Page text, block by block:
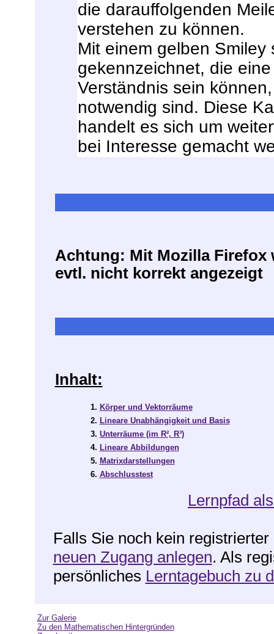
die darauffolgenden
verstehen zu können.
Mit einem gelben
gekennzeichnet, die
Verständnis sein
notwendig sind. Diese
handelt es sich um
bei Interesse gemacht
Achtung: Mit Mozilla Firefox
evtl. nicht korrekt angezeigt
Inhalt:
1. Körper und Vektorräume
2. Lineare Unabhängigkeit und Basis
3. Unterräume (im R², R³)
4. Lineare Abbildungen
5. Matrixdarstellungen
6. Abschlusstest
Lernpfad
Falls Sie noch kein
neuen Zugang anlegen. Als
persönliches Lerntagebuch zu
Zur Galerie
Zu den Mathematischen Hintergründen